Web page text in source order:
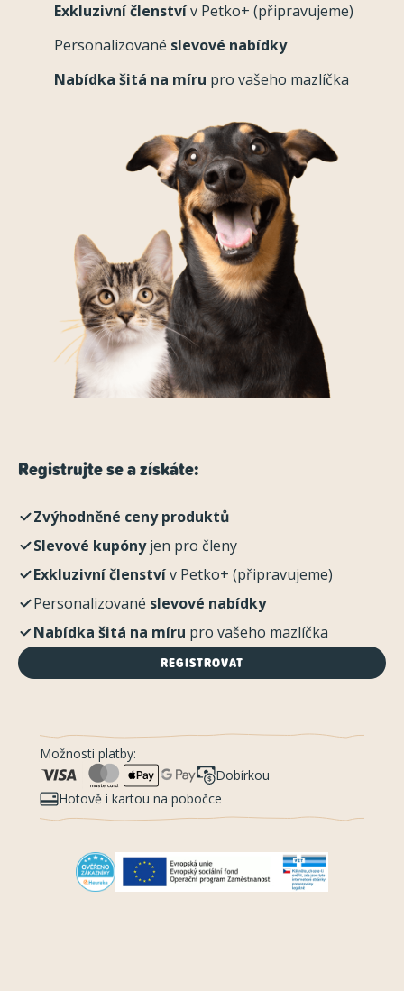
Exkluzivní členstvív Petko+ (připravujeme)
Personalizované slevové nabídky
Nabídka šitá na míru pro vašeho mazlíčka
Registrujte se a získáte:
Zvýhodněné ceny produktů
Slevové kupónyjen pro členy
Exkluzivní členstvív Petko+ (připravujeme)
Personalizované slevové nabídky
Nabídka šitá na míru pro vašeho mazlíčka
REGISTROVAT
Možnosti platby:
Dobírkou
Hotově i kartou na pobočce